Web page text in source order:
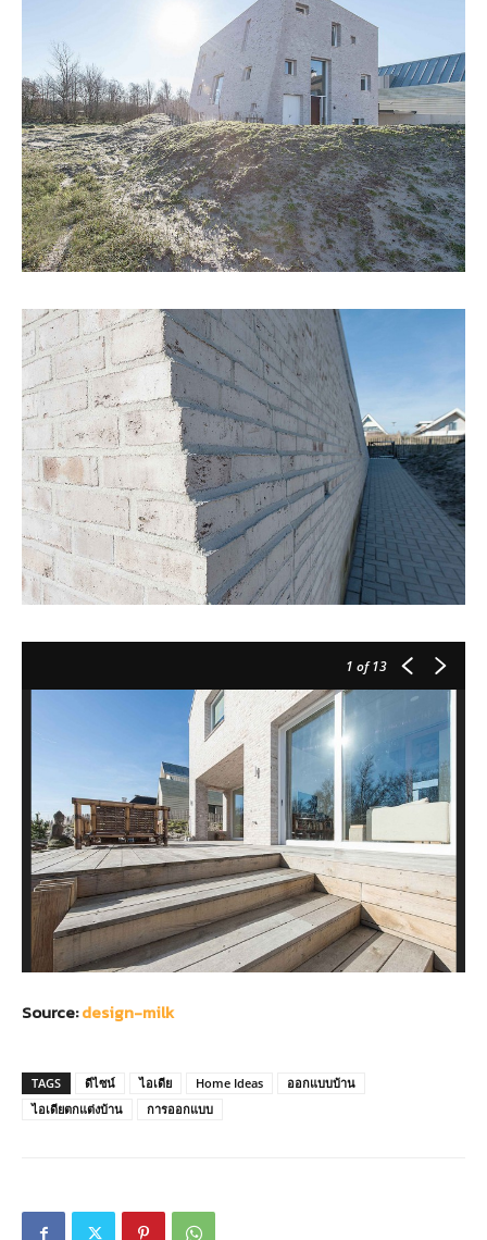
1 of 13
Source:design-milk
TAGS ดีไซน์ ไอเดีย Home Ideas
ออกแบบบ้าน
ไอเดียตกแต่งบ้าน
การออกแบบ